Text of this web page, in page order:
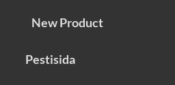
New Product
Pestisida